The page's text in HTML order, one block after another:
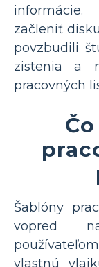
začleniť
povzbudili
zistenia a
pracovných
Šablóny
vopred
vlastnú